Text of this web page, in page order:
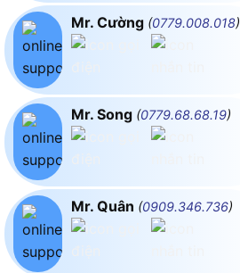
Mr. Cường (0779.008.018)
Mr. Song (0779.68.68.19)
Mr. Quân (0909.346.736)